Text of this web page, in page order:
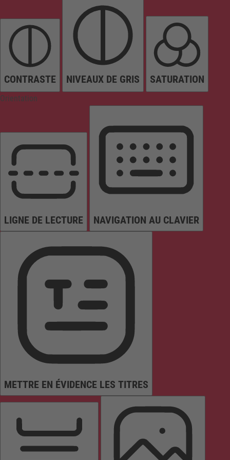
CONTRASTE NIVEAUX DE GRIS SATURATION
Orientation
LIGNE DE LECTURE NAVIGATION AU CLAVIER
METTRE EN ÉVIDENCE LES TITRES